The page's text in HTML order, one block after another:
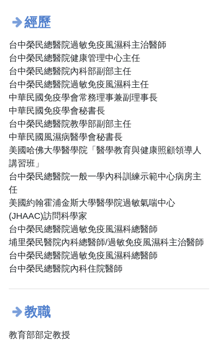
經歷
台中榮民總醫院過敏免疫風濕科主治醫師
台中榮民總醫院健康管理中心主任
台中榮民總醫院內科部副部主任
台中榮民總醫院過敏免疫風濕科主任
中華民國免疫學會常務理事兼副理事長
中華民國免疫學會秘書長
台中榮民總醫院教學部副部主任
中華民國風濕病醫學會秘書長
美國哈佛大學醫學院「醫學教育與健康照顧領導人
講習班」
台中榮民總醫院一般一學內科訓練示範中心病房主
任
美國約翰霍浦金斯大學醫學院過敏氣喘中心
(JHAAC)訪問科學家
台中榮民總醫院過敏免疫風濕科總醫師
埔里榮民醫院內科總醫師/過敏免疫風濕科主治醫師
台中榮民總醫院過敏免疫風濕科總醫師
台中榮民總醫院內科住院醫師
教職
教育部部定教授